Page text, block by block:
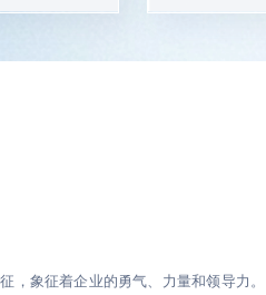
，象征着企业的勇气、力量和领导力。